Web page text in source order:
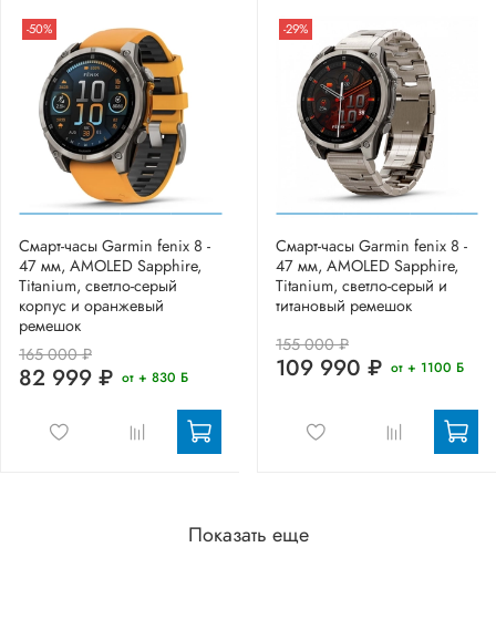
-50%
Смарт-часы Garmin fenix 8 -
47 мм, AMOLED Sapphire,
Titanium, светло-серый
корпус и оранжевый
ремешок
165 000 ₽
82 999 ₽ от + 830 Б
-29%
Смарт-часы Garmin fenix 8 -
47 мм, AMOLED Sapphire,
Titanium, светло-серый и
титановый ремешок
155 000 ₽
109 990 ₽ от + 1100 Б
Показать еще